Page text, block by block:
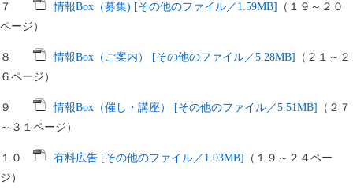
７ 情報Box（募集) [その他のファイル／1.59MB]
（１９～２０
ページ）
８ 情報Box（ご案内） [その他のファイル／5.28MB]
（２１～２
６ページ）
９ 情報Box（催し・講座） [その他のファイル／5.51MB]
（２７
～３１ページ）
１０ 有料広告 [その他のファイル／1.03MB]
（１９～２４ペー
ジ）